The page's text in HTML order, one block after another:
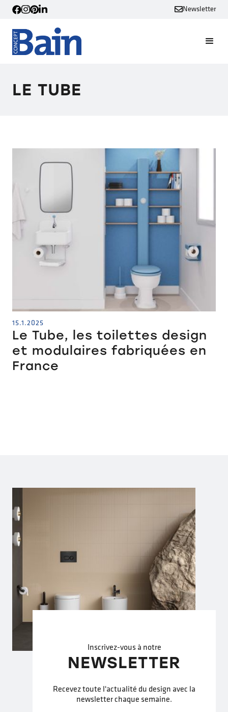
Newsletter
LE TUBE
15.1.2025
Le Tube, les toilettes design
et modulaires fabriquées en
France
Inscrivez-vous à notre
NEWSLETTER
Recevez toute l'actualité du design avec la
newsletter chaque semaine.